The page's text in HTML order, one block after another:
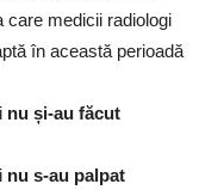
care medicii radiologi
în această perioadă
nu și-au făcut
nu s-au palpat